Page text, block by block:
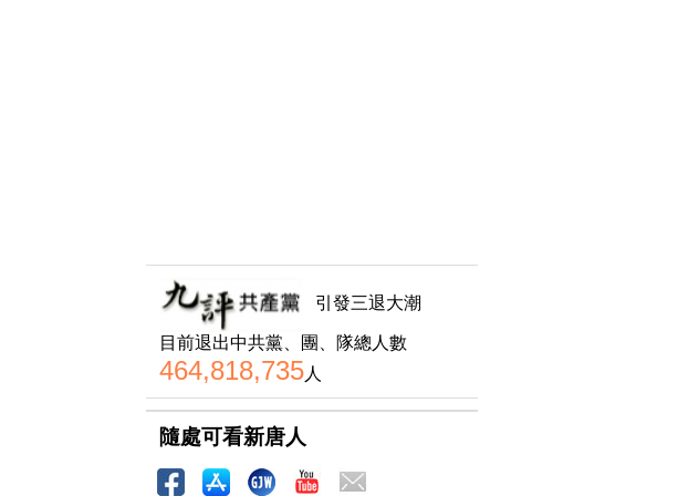
引發三退大潮
目前退出中共黨、團、隊總人數
464,818,735人
隨處可看新唐人